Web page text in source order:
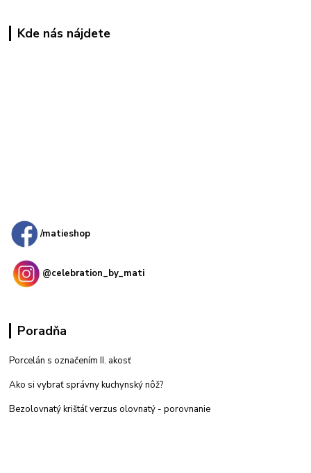
Kde nás nájdete
/matieshop
@celebration_by_mati
Poradňa
Porcelán s označením II. akosť
Ako si vybrať správny kuchynský nôž?
Bezolovnatý krištáľ verzus olovnatý - porovnanie